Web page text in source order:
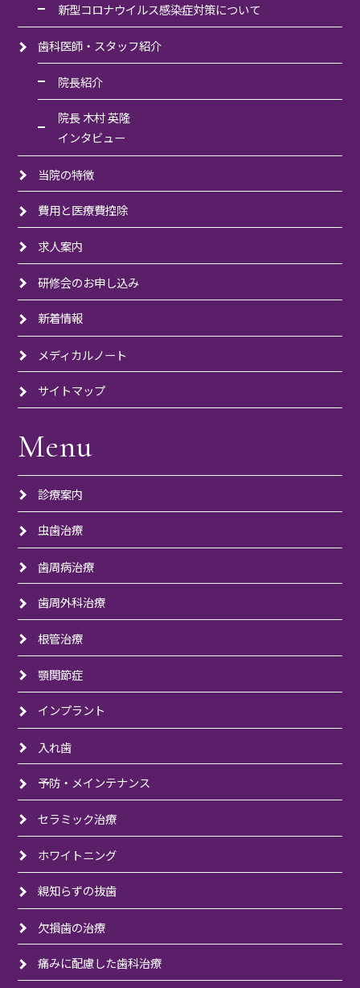
新型コロナウイルス感染症対策について
歯科医師・スタッフ紹介
院長紹介
院長 木村 英隆
インタビュー
当院の特徴
費用と医療費控除
求人案内
研修会のお申し込み
新着情報
メディカルノート
サイトマップ
Menu
診療案内
虫歯治療
歯周病治療
歯周外科治療
根管治療
顎関節症
インプラント
入れ歯
予防・メインテナンス
セラミック治療
ホワイトニング
親知らずの抜歯
欠損歯の治療
痛みに配慮した歯科治療